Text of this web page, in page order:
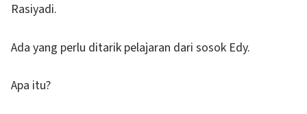
Rasiyadi.
Ada yang perlu ditarik pelajaran dari sosok Edy.
Apa itu?